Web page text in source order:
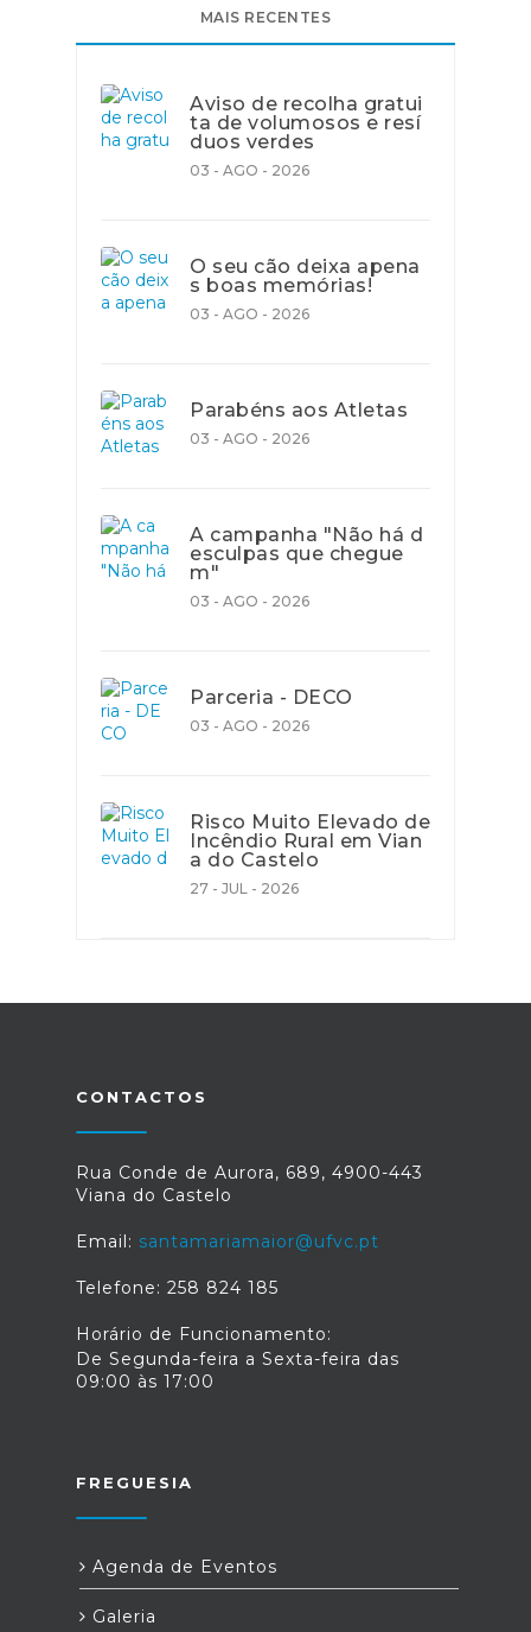
MAIS RECENTES
Aviso de recolha gratui
ta de volumosos e resí
duos verdes
03 - AGO - 2026
O seu cão deixa apena
s boas memórias!
03 - AGO - 2026
Parabéns aos Atletas
03 - AGO - 2026
A campanha "Não há d
esculpas que chegue
m"
03 - AGO - 2026
Parceria - DECO
03 - AGO - 2026
Risco Muito Elevado de
Incêndio Rural em Vian
a do Castelo
27 - JUL - 2026
CONTACTOS
Rua Conde de Aurora, 689, 4900-443
Viana do Castelo
Email: santamariamaior@ufvc.pt
Telefone: 258 824 185
Horário de Funcionamento:
De Segunda-feira a Sexta-feira das
09:00 às 17:00
FREGUESIA
Agenda de Eventos
Galeria